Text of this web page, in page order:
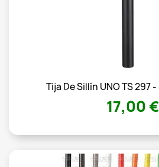
Tija De Sillín UNO TS 297
17,00 €